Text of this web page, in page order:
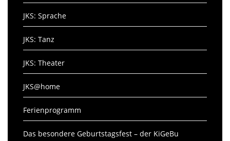
JKS: Sprache
JKS: Tanz
JKS: Theater
JKS@home
Ferienprogramm
Das besondere Geburtstagsfest – der KiGeBu